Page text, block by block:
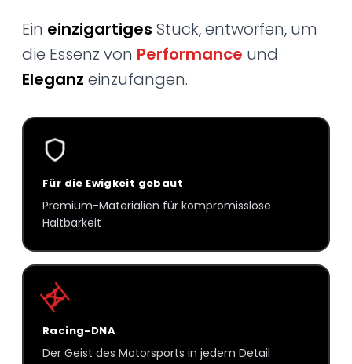
Ein einzigartiges Stück, entworfen, um
die Essenz von Performance und
Eleganz einzufangen.
Für die Ewigkeit gebaut
Premium-Materialien für kompromisslose
Haltbarkeit
Racing-DNA
Der Geist des Motorsports in jedem Detail